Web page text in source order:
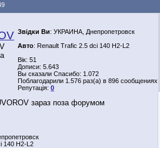
Звідки Ви: УКРАИНА, Днепропетровск
Авто: Renault Trafic 2.5 dci 140 H2-L2
Вік: 51
Дописи: 5.643
Вы сказали Спасибо: 1.072
Поблагодарили 1.576 раз(а) в 896 сообщениях
Репутація: 0
140 H2-L2